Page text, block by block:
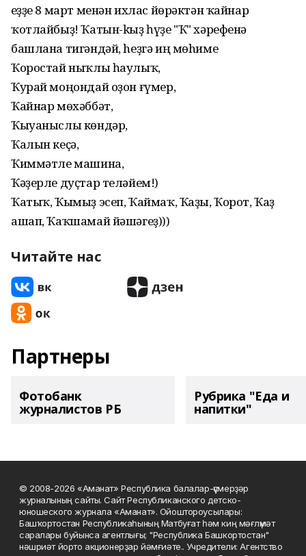
Һеҙҙе 8 март менән ихлас йөрәктән ҡайнар
ҡотлайбыҙ! Ҡатын-kыҙ һүҙе "Ҡ" хәрефенә
башлана тигәндәй, hеҙгә иң мөhиме
Ҡоростай ныҡлы һаулыҡ,
Ҡурай моңондай оҙон ғүмер,
Ҡайнар мөхәббәт,
Ҡыуаныслы көндәр,
Ҡалын кеҫә,
Ҡиммәтле машина,
Ҡәҙерле дуҫтар теләйем!)
Ҡатыҡ, Ҡымыҙ эсеп, Ҡаймаҡ, Ҡаҙы, Ҡорот, Ҡаҙ
ашап, Ҡаҡшамай йәшәгеҙ)))
Читайте нас
Партнеры
Фотобанк
журналистов РБ
Рубрика "Еда и
напитки"
© 2008-2026 «Аманат» Республика балалар-үҫмерҙәр
журналының сайты. Сайт Республиканского детско-
юношеского журнала «Аманат». Ойоштороусылары:
Башҡортостан Республикаһының Матбуғат һәм киң мәғлүмәт
саралары буйынса агентлығы; "Республика Башкортостан"
нәшриәт йорто акционерҙар йәмғиәте.. Учредители: Агентство